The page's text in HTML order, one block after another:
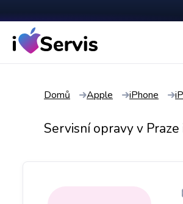
Domů Apple iPhone
Servisní opravy v Praze